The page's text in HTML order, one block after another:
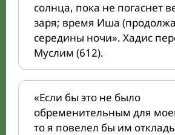
солнца, пока не погаснет
заря; время Иша
середины ночи». Хадис
Муслим (612).
«Если бы это не было
обременительным для
то я повелел бы им